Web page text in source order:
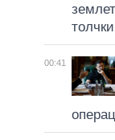
толчки
00:41